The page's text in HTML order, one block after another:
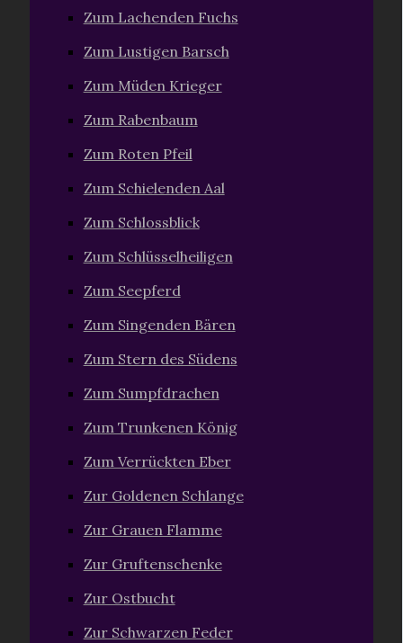
Zum Lachenden Fuchs
Zum Lustigen Barsch
Zum Müden Krieger
Zum Rabenbaum
Zum Roten Pfeil
Zum Schielenden Aal
Zum Schlossblick
Zum Schlüsselheiligen
Zum Seepferd
Zum Singenden Bären
Zum Stern des Südens
Zum Sumpfdrachen
Zum Trunkenen König
Zum Verrückten Eber
Zur Goldenen Schlange
Zur Grauen Flamme
Zur Gruftenschenke
Zur Ostbucht
Zur Schwarzen Feder